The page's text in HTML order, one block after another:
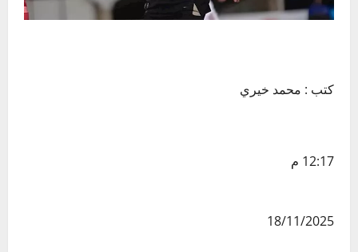
كتب : محمد خيري
12:17 م
18/11/2025